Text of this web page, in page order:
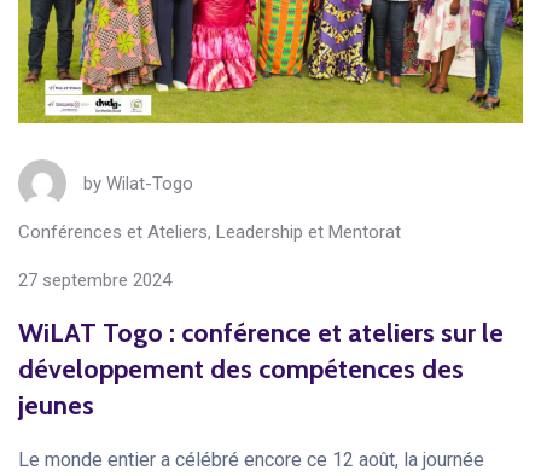
by Wilat-Togo
Conférences et Ateliers, Leadership et Mentorat
27 septembre 2024
WiLAT Togo : conférence et ateliers sur le
développement des compétences des
jeunes
Le monde entier a célébré encore ce 12 août, la journée